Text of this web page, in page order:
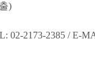
)
02-2173-2385 / E-